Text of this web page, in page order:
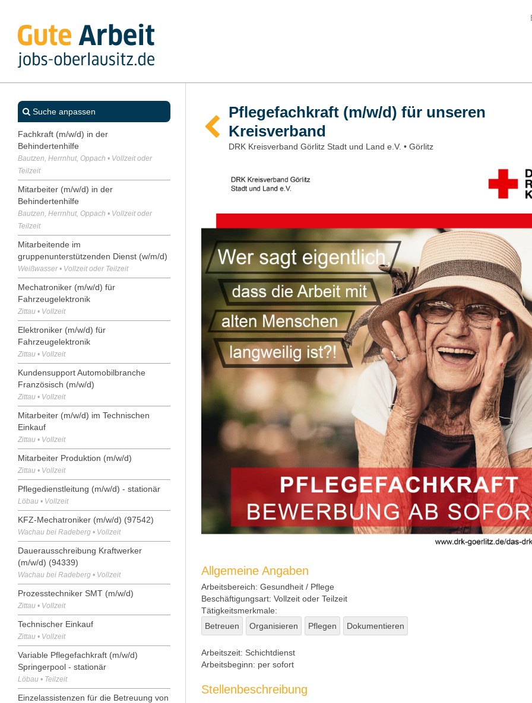
Suche anpassen
Fachkraft (m/w/d) in der
Behindertenhilfe
Bautzen, Herrnhut, Oppach • Vollzeit oder
Teilzeit
Mitarbeiter (m/w/d) in der
Behindertenhilfe
Bautzen, Herrnhut, Oppach • Vollzeit oder
Teilzeit
Mitarbeitende im
gruppenunterstützenden Dienst (w/m/d)
Weißwasser • Vollzeit oder Teilzeit
Mechatroniker (m/w/d) für
Fahrzeugelektronik
Zittau • Vollzeit
Elektroniker (m/w/d) für
Fahrzeugelektronik
Zittau • Vollzeit
Kundensupport Automobilbranche
Französisch (m/w/d)
Zittau • Vollzeit
Mitarbeiter (m/w/d) im Technischen
Einkauf
Zittau • Vollzeit
Mitarbeiter Produktion (m/w/d)
Zittau • Vollzeit
Pflegedienstleitung (m/w/d) - stationär
Löbau • Vollzeit
KFZ-Mechatroniker (m/w/d) (97542)
Wachau bei Radeberg • Vollzeit
Dauerausschreibung Kraftwerker
(m/w/d) (94339)
Wachau bei Radeberg • Vollzeit
Prozesstechniker SMT (m/w/d)
Zittau • Vollzeit
Technischer Einkauf
Zittau • Vollzeit
Variable Pflegefachkraft (m/w/d)
Springerpool - stationär
Löbau • Teilzeit
Einzelassistenzen für die Betreuung von
Pflegefachkraft (m/w/d) für unseren
Kreisverband
DRK Kreisverband Görlitz Stadt und Land e.V. • Görlitz
Allgemeine Angaben
Arbeitsbereich: Gesundheit / Pflege
Beschäftigungsart: Vollzeit oder Teilzeit
Tätigkeitsmerkmale:
Betreuen
Organisieren Pflegen Dokumentieren
Arbeitszeit: Schichtdienst
Arbeitsbeginn: per sofort
Stellenbeschreibung